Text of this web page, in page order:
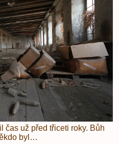
čas už před třiceti roky. Bůh
byl…